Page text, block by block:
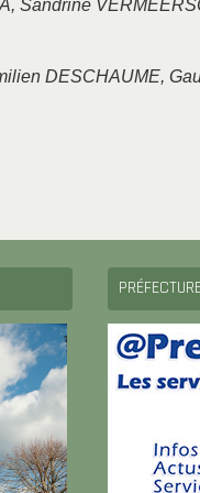
Sandrine
DESCHAUME,